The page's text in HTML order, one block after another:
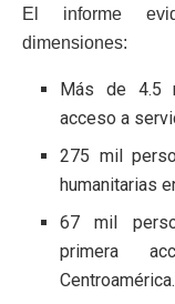
El informe
dimensiones:
Más de 4.5
acceso a
275 mil
humanitarias
67 mil
primera
Centroamérica.